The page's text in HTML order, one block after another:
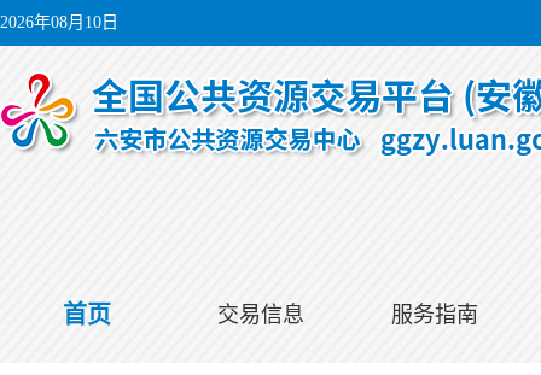
2026年08月10日
首页 交易信息 服务指南